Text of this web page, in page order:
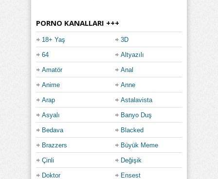
PORNO KANALLARI +++
18+ Yaş 3D
64 Altyazılı
Amatör Anal
Anime Anne
Arap Astalavista
Asyalı Banyo Duş
Bedava Blacked
Brazzers Büyük Meme
Çinli Değişik
Doktor Ensest